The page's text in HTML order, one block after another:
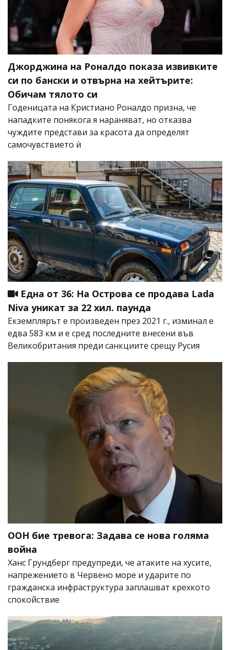
Джорджина на Роналдо показа извивките
си по бански и отвърна на хейтърите:
Обичам тялото си
Годеницата на Кристиано Роналдо призна, че
нападките понякога я нараняват, но отказва
чуждите представи за красота да определят
самочувствието ѝ
Една от 36: На Острова се продава Lada
Niva уникат за 22 хил. паунда
Екземплярът е произведен през 2021 г., изминал е
едва 583 км и е сред последните внесени във
Великобритания преди санкциите срещу Русия
ООН бие тревога: Задава се нова голяма
война
Ханс Грундберг предупреди, че атаките на хусите,
напрежението в Червено море и ударите по
гражданска инфраструктура заплашват крехкото
спокойствие